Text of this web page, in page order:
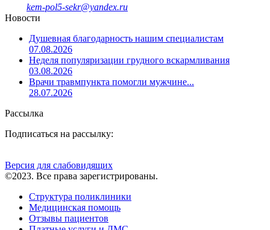
kem-pol5-sekr@yandex.ru
Новости
Душевная благодарность нашим специалистам
07.08.2026
Неделя популяризации грудного вскармливания
03.08.2026
Врачи травмпункта помогли мужчине...
28.07.2026
Рассылка
Подписаться на рассылку:
Версия для слабовидящих
©2023. Все права зарегистрированы.
Структура поликлиники
Медицинская помощь
Отзывы пациентов